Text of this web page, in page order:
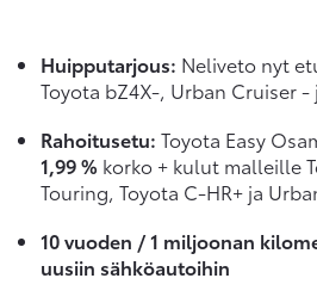
Huipputarjous: Neliveto nyt
Toyota bZ4X-, Urban Cruiser
Rahoitusetu: Toyota Easy
1,99 % korko + kulut malleille
Touring, Toyota C-HR+ ja
10 vuoden / 1 miljoonan
uusiin sähköautoihin